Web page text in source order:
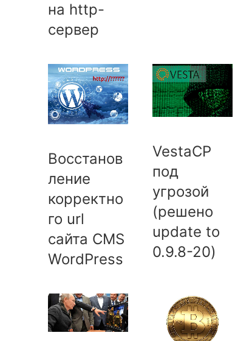
на http-
сервер
Восстанов
ление
корректно
го url
сайта CMS
WordPress
VestaCP
под
угрозой
(решено
update to
0.9.8-20)